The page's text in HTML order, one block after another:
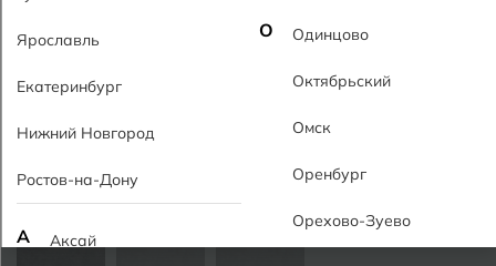
Ярославль
Екатеринбург
Нижний Новгород
Ростов-на-Дону
А Аксай
О Одинцово
Октябрьский
Омск
Оренбург
Орехово-Зуево